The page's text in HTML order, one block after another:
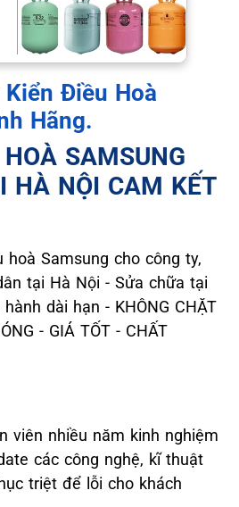
Điều Hoà
Hãng.
SAMSUNG
HÀ NỘI CAM KẾT
hoà Samsung cho công ty,
tại Hà Nội - Sửa chữa tại
dài hạn - KHÔNG CHẶT
- GIÁ TỐT - CHẤT
viên nhiều năm kinh nghiệm
các công nghệ, kĩ thuật
triệt để lỗi cho khách